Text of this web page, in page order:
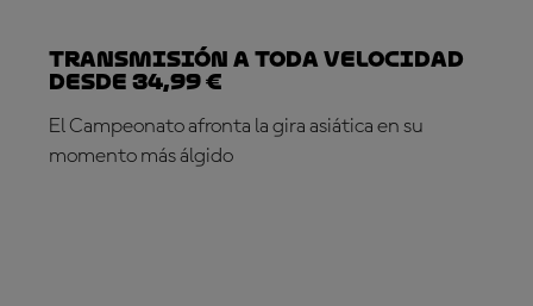
Transmisión a toda velocidad
desde 34,99 €
El Campeonato afronta la gira asiática en su
momento más álgido